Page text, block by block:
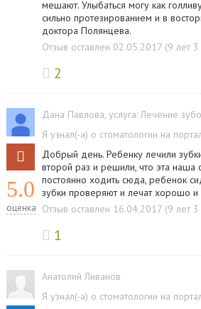
мешают. Улыбаться могу как
сильно протезированием и в
доктора Полянцева.
Отзыв оставлен 02.05.2017 (9 лет
2
5.0
оценка
Дана Павлова, услуга:Лечение
Я узнал(-а) о стоматологии на
Добрый день. Ребенку лечили
второй раз и решили, что эта наша
постоянно ходить сюда, ребенок
зубки проверяют и лечат хорошо
Отзыв оставлен 16.04.2017 (9 лет
1
Анатолий Ливанов
Я узнал(-а) о стоматологии на